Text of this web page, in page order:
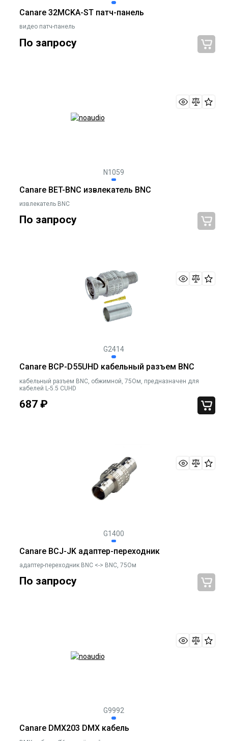
Canare 32MCKA-ST патч-панель
видео патч-панель
По запросу
N1059
Canare BET-BNC извлекатель BNC
извлекатель BNC
По запросу
G2414
Canare BCP-D55UHD кабельный разъем BNC
кабельный разъем BNC, обжимной, 75Ом, предназначен для
кабелей L-5.5 CUHD
687 ₽
G1400
Canare BCJ-JK адаптер-переходник
адаптер-переходник BNC <-> BNC, 75Ом
По запросу
G9992
Canare DMX203 DMX кабель